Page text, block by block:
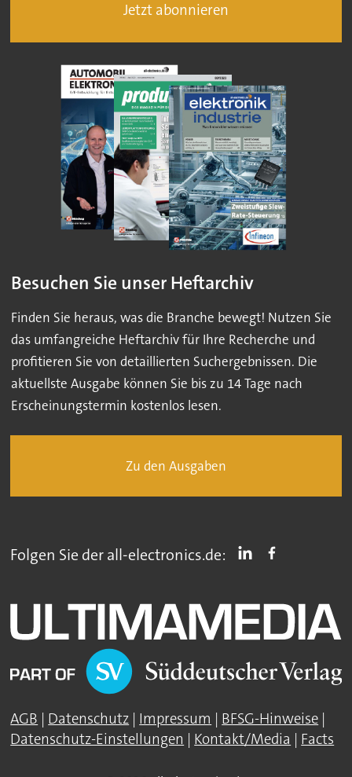
Jetzt abonnieren
Besuchen Sie unser Heftarchiv
Finden Sie heraus, was die Branche bewegt! Nutzen Sie
das umfangreiche Heftarchiv für Ihre Recherche und
profitieren Sie von detaillierten Suchergebnissen. Die
aktuellste Ausgabe können Sie bis zu 14 Tage nach
Erscheinungstermin kostenlos lesen.
Zu den Ausgaben
Folgen Sie der all-electronics.de:
AGB | Datenschutz | Impressum | BFSG-Hinweise |
Datenschutz-Einstellungen | Kontakt/Media | Facts